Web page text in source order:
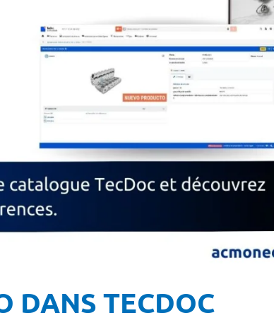
DANS TECDOC